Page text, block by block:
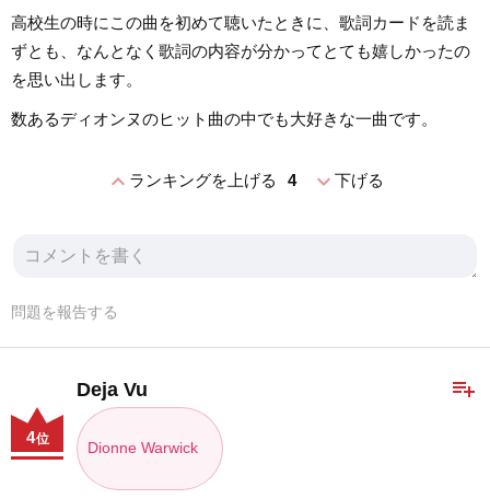
高校生の時にこの曲を初めて聴いたときに、歌詞カードを読ま
ずとも、なんとなく歌詞の内容が分かってとても嬉しかったの
を思い出します。
数あるディオンヌのヒット曲の中でも大好きな一曲です。
expand_lessランキングを上げる 4 expand_more下げる
問題を報告する
playlist_add
Deja Vu
Dionne Warwick
4位